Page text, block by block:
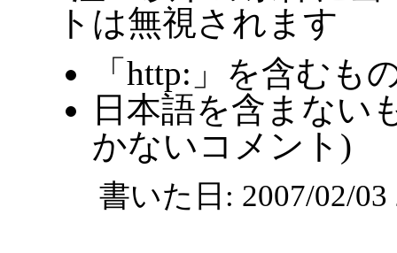
トは無視されます
「http:」を含むも
日本語を含まない
かないコメント)
書いた日: 2007/02/